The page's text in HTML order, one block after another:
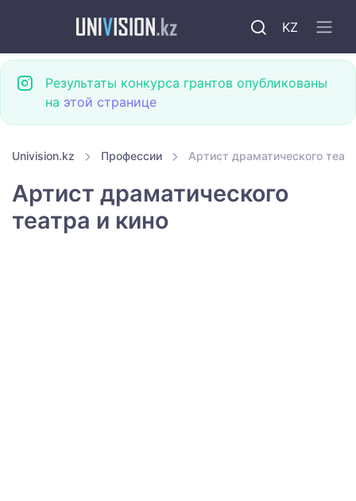
KZ
Результаты конкурса грантов опубликованы
на этой странице
Univision.kz Профессии Артист драматического
Артист драматического
театра и кино